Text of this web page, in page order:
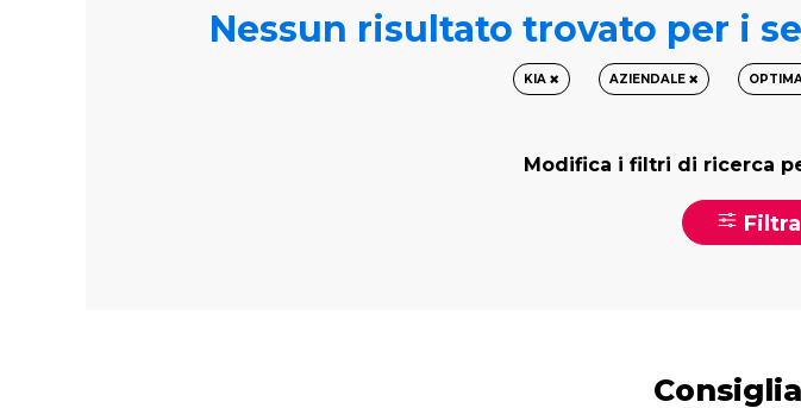
Nessun risultato trovato per i
KIA AZIENDALE
Modifica i filtri di ricerca